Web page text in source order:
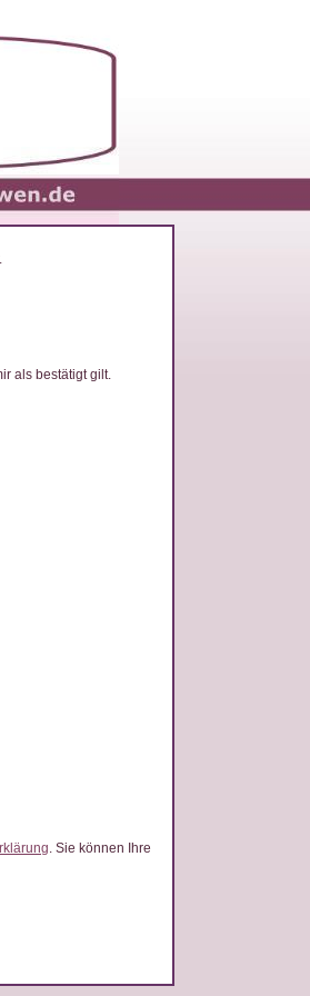
als bestätigt gilt.
. Sie können Ihre